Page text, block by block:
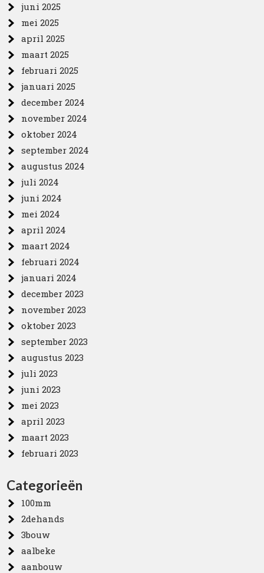
juni 2025
mei 2025
april 2025
maart 2025
februari 2025
januari 2025
december 2024
november 2024
oktober 2024
september 2024
augustus 2024
juli 2024
juni 2024
mei 2024
april 2024
maart 2024
februari 2024
januari 2024
december 2023
november 2023
oktober 2023
september 2023
augustus 2023
juli 2023
juni 2023
mei 2023
april 2023
maart 2023
februari 2023
Categorieën
100mm
2dehands
3bouw
aalbeke
aanbouw